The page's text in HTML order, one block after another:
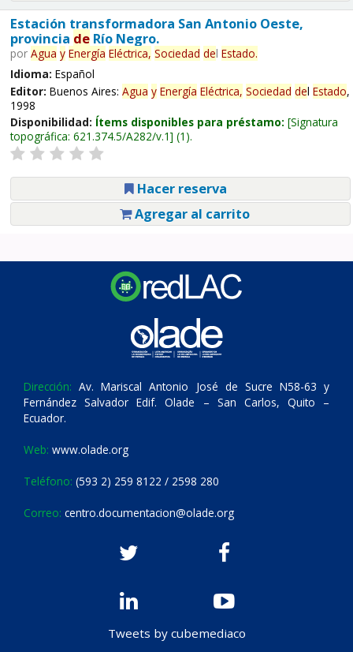
Estación transformadora San Antonio Oeste,
provincia deRío Negro.
por Agua y Energía Eléctrica, Sociedad del Estado.
Idioma: Español
Editor: Buenos Aires: Agua y Energía Eléctrica, Sociedad del Estado,
1998
Disponibilidad: Ítems disponibles para préstamo: Signatura
topográfica: 621.374.5/A282/v.1 (1).
Hacer reserva
Agregar al carrito
Dirección: Av. Mariscal Antonio José de Sucre N58-63 y
Fernández Salvador Edif. Olade – San Carlos, Quito –
Ecuador.
Web: www.olade.org
Teléfono: (593 2) 259 8122 / 2598 280
Correo: centro.documentacion@olade.org
Tweets by cubemediaco